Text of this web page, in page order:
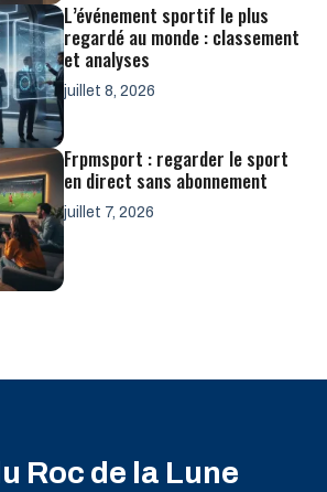
L’événement sportif le plus
regardé au monde : classement
et analyses
juillet 8, 2026
Frpmsport : regarder le sport
en direct sans abonnement
juillet 7, 2026
Roc de la Lune